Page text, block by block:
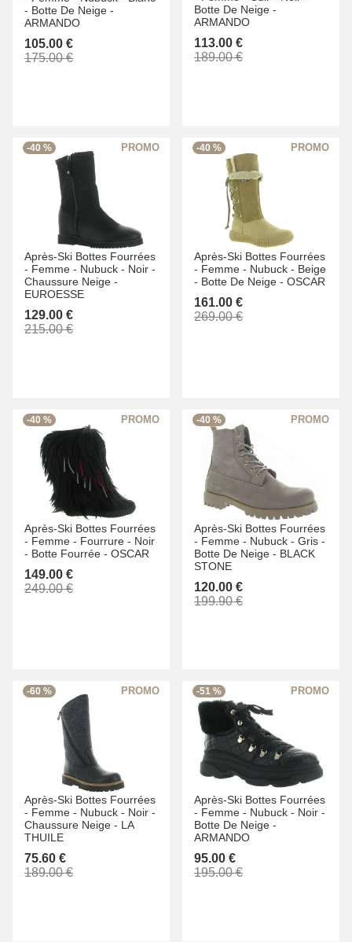
- Botte De Neige -
ARMANDO
105.00 €
175.00 €
Botte De Neige -
ARMANDO
113.00 €
189.00 €
-40 %
Après-Ski Bottes Fourrées
- Femme - Nubuck - Noir -
Chaussure Neige -
EUROESSE
129.00 €
215.00 €
-40 %
Après-Ski Bottes Fourrées
- Femme - Nubuck - Beige
- Botte De Neige - OSCAR
161.00 €
269.00 €
-40 %
Après-Ski Bottes Fourrées
- Femme - Fourrure - Noir
- Botte Fourrée - OSCAR
149.00 €
249.00 €
-40 %
Après-Ski Bottes Fourrées
- Femme - Nubuck - Gris -
Botte De Neige - BLACK
STONE
120.00 €
199.90 €
-60 %
Après-Ski Bottes Fourrées
- Femme - Nubuck - Noir -
Chaussure Neige - LA
THUILE
75.60 €
189.00 €
-51 %
Après-Ski Bottes Fourrées
- Femme - Nubuck - Noir -
Botte De Neige -
ARMANDO
95.00 €
195.00 €